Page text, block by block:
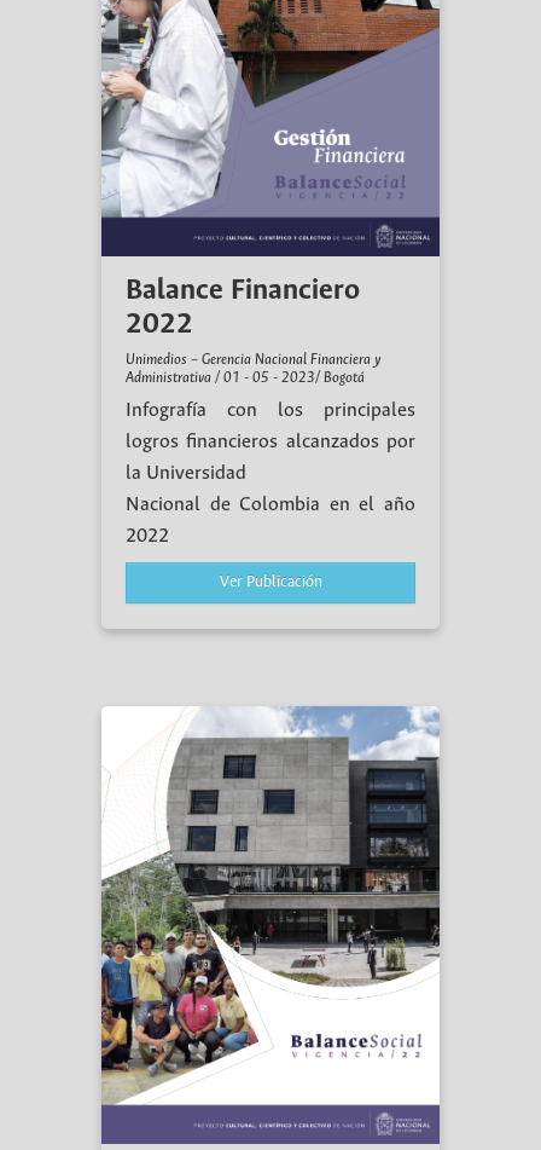
Balance Financiero
2022
Unimedios – Gerencia Nacional Financiera y
Administrativa / 01 - 05 - 2023/ Bogotá
Infografía con los principales
logros financieros alcanzados por
la Universidad
Nacional de Colombia en el año
2022
Ver Publicación